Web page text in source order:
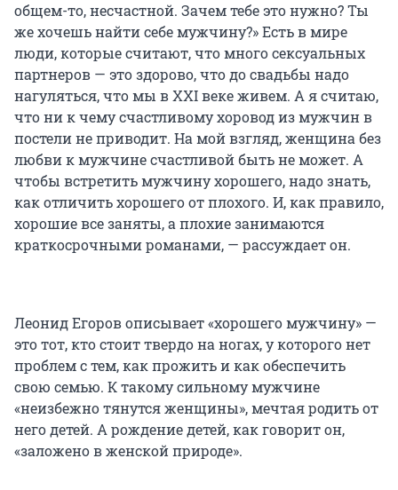
общем-то, несчастной. Зачем тебе это нужно? Ты
же хочешь найти себе мужчину?» Есть в мире
люди, которые считают, что много сексуальных
партнеров — это здорово, что до свадьбы надо
нагуляться, что мы в XXI веке живем. А я считаю,
что ни к чему счастливому хоровод из мужчин в
постели не приводит. На мой взгляд, женщина без
любви к мужчине счастливой быть не может. А
чтобы встретить мужчину хорошего, надо знать,
как отличить хорошего от плохого. И, как правило,
хорошие все заняты, а плохие занимаются
краткосрочными романами, — рассуждает он.
Леонид Егоров описывает «хорошего мужчину» —
это тот, кто стоит твердо на ногах, у которого нет
проблем с тем, как прожить и как обеспечить
свою семью. К такому сильному мужчине
«неизбежно тянутся женщины», мечтая родить от
него детей. А рождение детей, как говорит он,
«заложено в женской природе».